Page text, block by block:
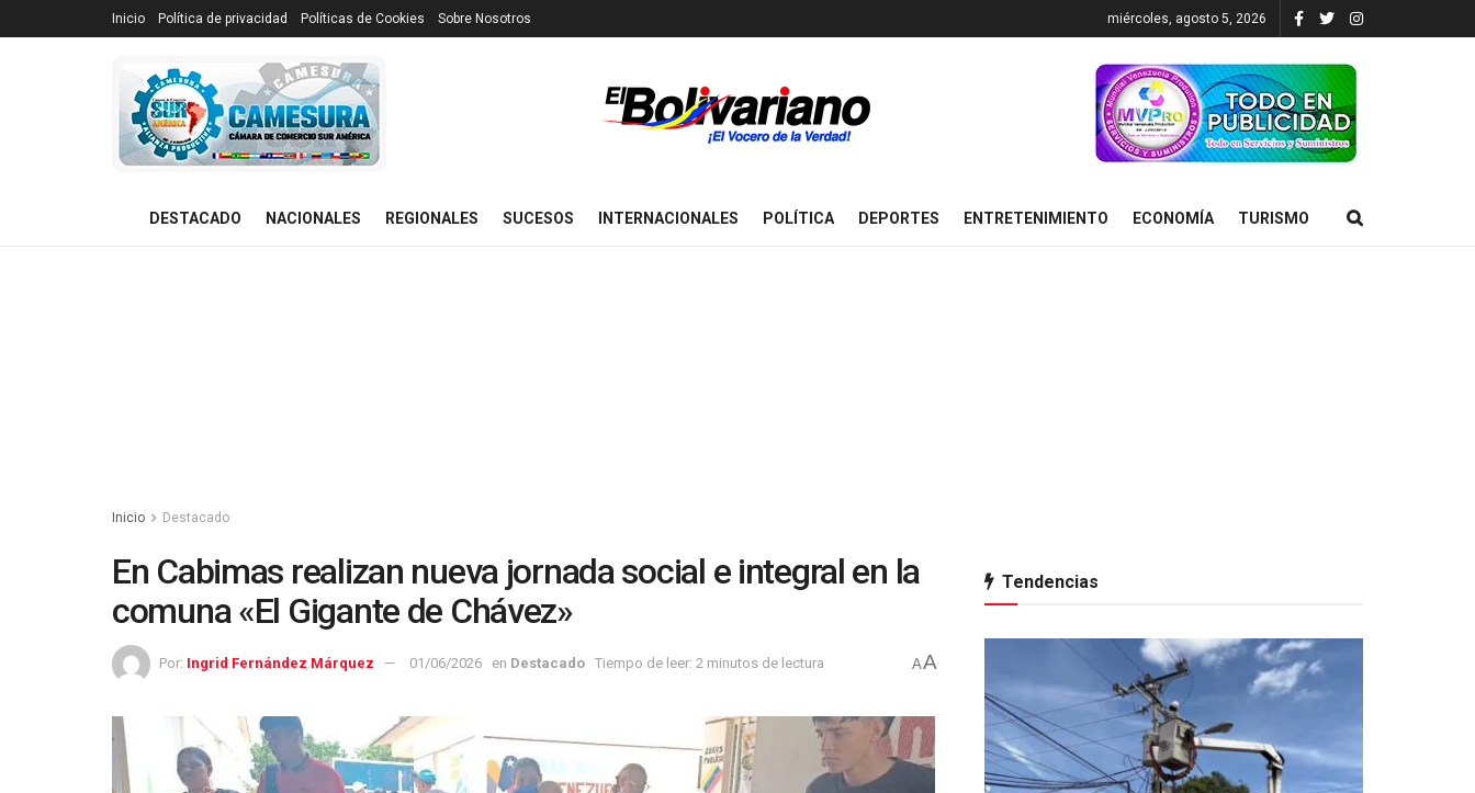
Inicio Política de privacidad Políticas de Cookies Sobre Nosotros miércoles, agosto 5, 2026
DESTACADO NACIONALES REGIONALES SUCESOS INTERNACIONALES POLÍTICA DEPORTES ENTRETENIMIENTO ECONOMÍA TURISMO
Inicio Destacado
En Cabimas realizan nueva jornada social e integral en la
comuna «El Gigante de Chávez»
Por: Ingrid Fernández Márquez 01/06/2026 en Destacado Tiempo de leer: 2 minutos de lectura AA
Tendencias